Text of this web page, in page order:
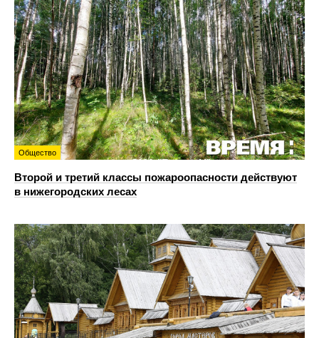
Общество
Второй и третий классы пожароопасности действуют
в нижегородских лесах